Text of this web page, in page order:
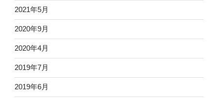
2021年5月
2020年9月
2020年4月
2019年7月
2019年6月